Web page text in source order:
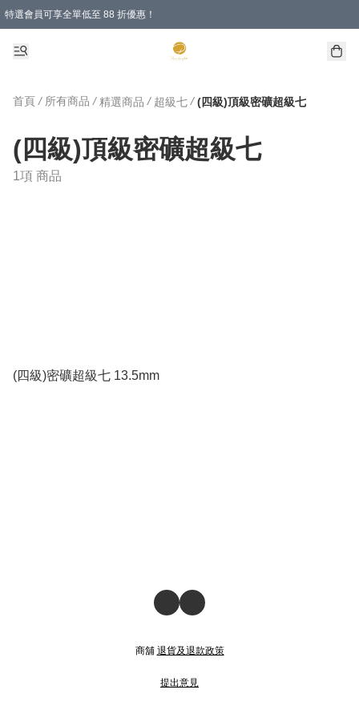
特選會員可享全單低至 88 折優惠！
首頁 / 所有商品 / 精選商品 / 超級七 / (四級)頂級密礦超級七
(四級)頂級密礦超級七
1項 商品
(四級)密礦超級七 13.5mm
商舖 退貨及退款政策
提出意見